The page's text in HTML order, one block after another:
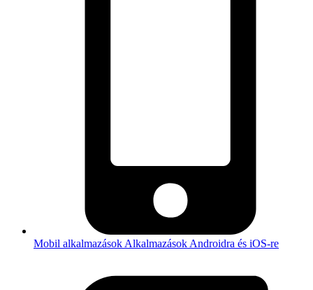
Mobil alkalmazások Alkalmazások Androidra és iOS-re